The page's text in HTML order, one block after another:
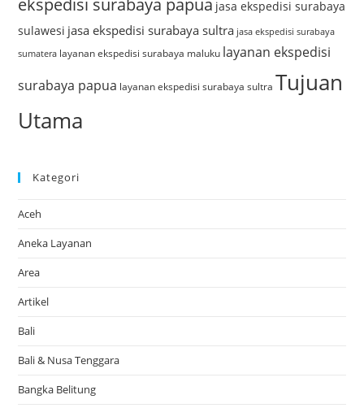
jasa ekspedisi surabaya
sulawesi jasa ekspedisi surabaya sultra jasa ekspedisi surabaya
sumatera layanan ekspedisi surabaya maluku layanan ekspedisi
surabaya papua layanan ekspedisi surabaya sultra Tujuan
Utama
Kategori
Aceh
Aneka Layanan
Area
Artikel
Bali
Bali & Nusa Tenggara
Bangka Belitung